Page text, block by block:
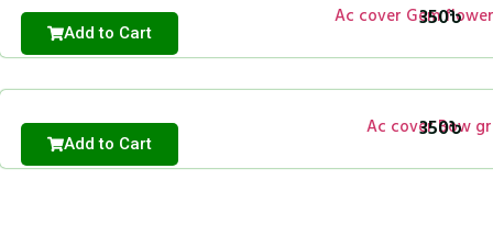
Ac cover Gem
350৳
Add to Cart
Ac cover Bow
350৳
Add to Cart